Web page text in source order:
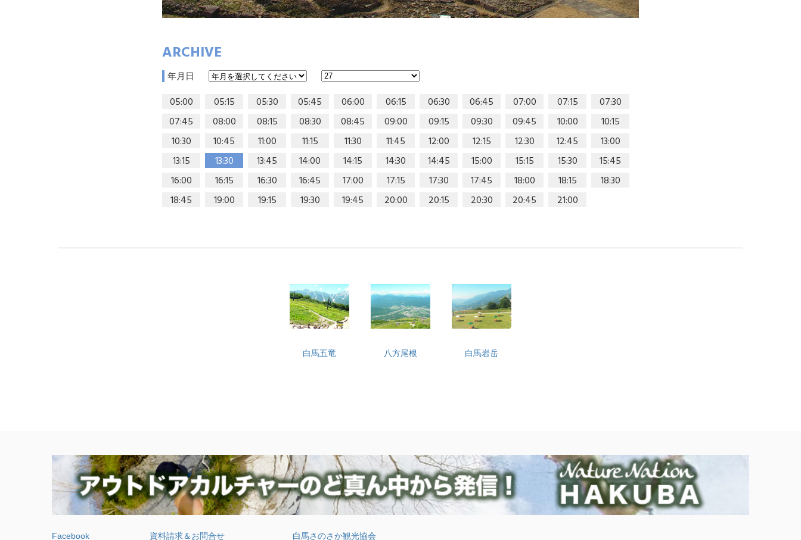
ARCHIVE
年月日
05:00 05:15 05:30 05:45 06:00 06:15 06:30 06:45 07:00 07:15
07:30
07:45
08:00 08:15 08:30 08:45 09:00 09:15 09:30 09:45 10:00
10:15
10:30
10:45 11:00 11:15 11:30 11:45 12:00 12:15 12:30 12:45
13:00
13:15
13:30 13:45 14:00 14:15 14:30 14:45 15:00 15:15 15:30
15:45
16:00
16:15 16:30 16:45 17:00 17:15 17:30 17:45 18:00 18:15
18:30
18:45
19:00 19:15 19:30 19:45 20:00 20:15 20:30 20:45 21:00
白馬五竜 八方尾根 白馬岩岳